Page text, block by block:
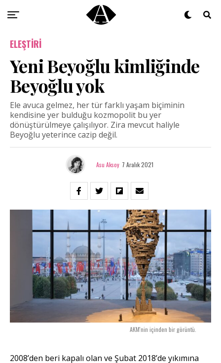
ELEŞTIRI
Yeni Beyoğlu kimliğinde
Beyoğlu yok
Ele avuca gelmez, her tür farklı yaşam biçiminin
kendisine yer bulduğu kozmopolit bu yer
dönüştürülmeye çalışılıyor. Zira mevcut haliyle
Beyoğlu yeterince cazip değil.
Asu Aksoy 7 Aralık 2021
AKM'nin içinden bir görüntü.
2008’den beri kapalı olan ve Şubat 2018’de yıkımına